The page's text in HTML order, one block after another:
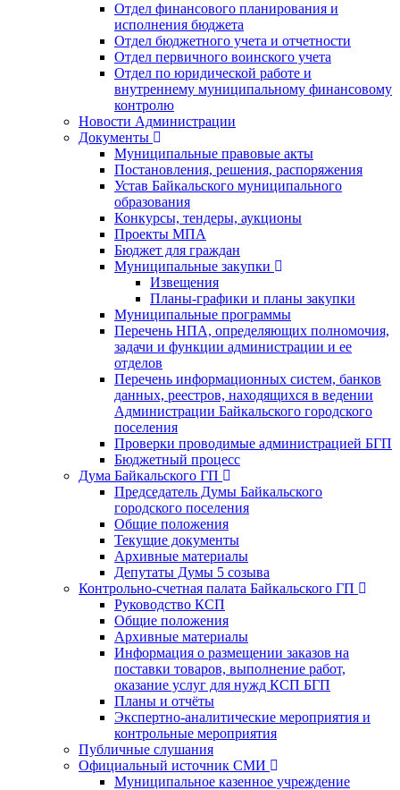
Отдел финансового планирования и
исполнения бюджета
Отдел бюджетного учета и отчетности
Отдел первичного воинского учета
Отдел по юридической работе и
внутреннему муниципальному финансовому
контролю
Новости Администрации
Документы
Муниципальные правовые акты
Постановления, решения, распоряжения
Устав Байкальского муниципального
образования
Конкурсы, тендеры, аукционы
Проекты МПА
Бюджет для граждан
Муниципальные закупки
Извещения
Планы-графики и планы закупки
Муниципальные программы
Перечень НПА, определяющих полномочия,
задачи и функции администрации и ее
отделов
Перечень информационных систем, банков
данных, реестров, находящихся в ведении
Администрации Байкальского городского
поселения
Проверки проводимые администрацией БГП
Бюджетный процесс
Дума Байкальского ГП
Председатель Думы Байкальского
городского поселения
Общие положения
Текущие документы
Архивные материалы
Депутаты Думы 5 созыва
Контрольно-счетная палата Байкальского ГП
Руководство КСП
Общие положения
Архивные материалы
Информация о размещении заказов на
поставки товаров, выполнение работ,
оказание услуг для нужд КСП БГП
Планы и отчёты
Экспертно-аналитические мероприятия и
контрольные мероприятия
Публичные слушания
Официальный источник СМИ
Муниципальное казенное учреждение